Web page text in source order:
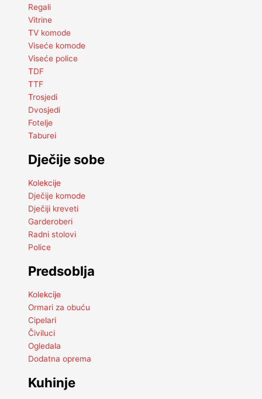
Regali
Vitrine
TV komode
Viseće komode
Viseće police
TDF
TTF
Trosjedi
Dvosjedi
Fotelje
Taburei
Dječije sobe
Kolekcije
Dječije komode
Dječiji kreveti
Garderoberi
Radni stolovi
Police
Predsoblja
Kolekcije
Ormari za obuću
Cipelari
Čiviluci
Ogledala
Dodatna oprema
Kuhinje